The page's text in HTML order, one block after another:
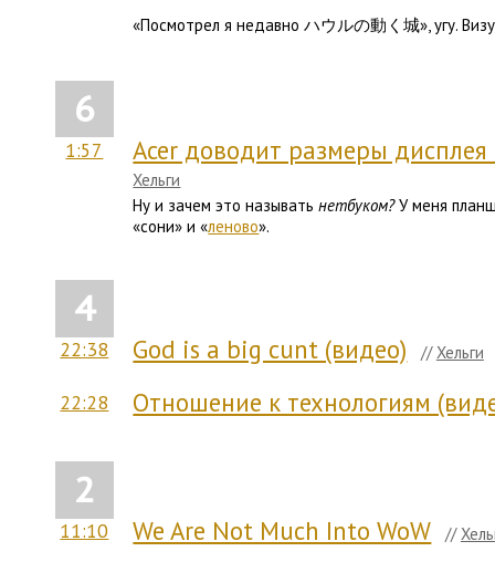
«Посмотрел я недавно ハウルの動く城», угу.
6
1:57 Acer доводит размеры дисплея
Хельги
Ну и зачем это называтьнетбуком?У меня
«сони» и «леново».
4
22:38 God is a big cunt (видео) //Хельги
22:28 Отношение к технологиям
2
11:10 We Are Not Much Into WoW //